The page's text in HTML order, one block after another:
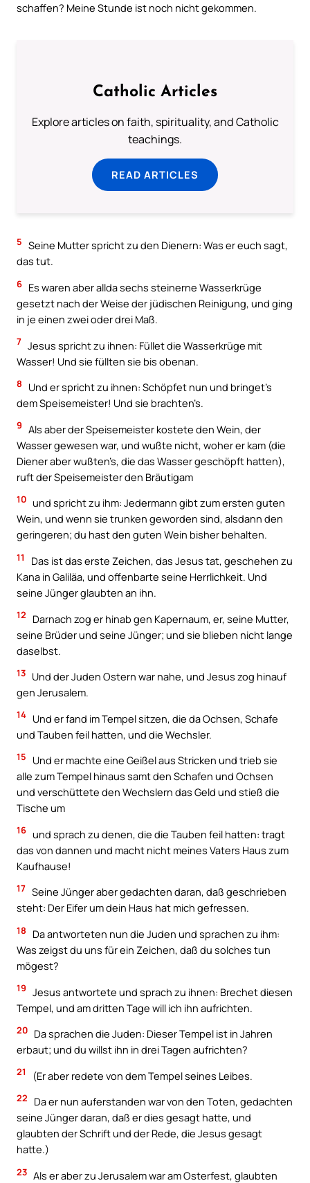
schaffen? Meine Stunde ist noch nicht gekommen.
Catholic Articles
Explore articles on faith, spirituality, and Catholic
teachings.
READ ARTICLES
5 Seine Mutter spricht zu den Dienern: Was er euch sagt,
das tut.
6 Es waren aber allda sechs steinerne Wasserkrüge
gesetzt nach der Weise der jüdischen Reinigung, und ging
in je einen zwei oder drei Maß.
7 Jesus spricht zu ihnen: Füllet die Wasserkrüge mit
Wasser! Und sie füllten sie bis obenan.
8
Und er spricht zu ihnen: Schöpfet nun und bringet’s
dem Speisemeister! Und sie brachten’s.
9 Als aber der Speisemeister kostete den Wein, der
Wasser gewesen war, und wußte nicht, woher er kam (die
Diener aber wußten’s, die das Wasser geschöpft hatten),
ruft der Speisemeister den Bräutigam
10 und spricht zu ihm: Jedermann gibt zum ersten guten
Wein, und wenn sie trunken geworden sind, alsdann den
geringeren; du hast den guten Wein bisher behalten.
11
Das ist das erste Zeichen, das Jesus tat, geschehen zu
Kana in Galiläa, und offenbarte seine Herrlichkeit. Und
seine Jünger glaubten an ihn.
12
Darnach zog er hinab gen Kapernaum, er, seine Mutter,
seine Brüder und seine Jünger; und sie blieben nicht lange
daselbst.
13 Und der Juden Ostern war nahe, und Jesus zog hinauf
gen Jerusalem.
14 Und er fand im Tempel sitzen, die da Ochsen, Schafe
und Tauben feil hatten, und die Wechsler.
15
Und er machte eine Geißel aus Stricken und trieb sie
alle zum Tempel hinaus samt den Schafen und Ochsen
und verschüttete den Wechslern das Geld und stieß die
Tische um
16 und sprach zu denen, die die Tauben feil hatten: tragt
das von dannen und macht nicht meines Vaters Haus zum
Kaufhause!
17 Seine Jünger aber gedachten daran, daß geschrieben
steht: Der Eifer um dein Haus hat mich gefressen.
18
Da antworteten nun die Juden und sprachen zu ihm:
Was zeigst du uns für ein Zeichen, daß du solches tun
mögest?
19 Jesus antwortete und sprach zu ihnen: Brechet diesen
Tempel, und am dritten Tage will ich ihn aufrichten.
20 Da sprachen die Juden: Dieser Tempel ist in Jahren
erbaut; und du willst ihn in drei Tagen aufrichten?
21 (Er aber redete von dem Tempel seines Leibes.
22
Da er nun auferstanden war von den Toten, gedachten
seine Jünger daran, daß er dies gesagt hatte, und
glaubten der Schrift und der Rede, die Jesus gesagt
hatte.)
23 Als er aber zu Jerusalem war am Osterfest, glaubten